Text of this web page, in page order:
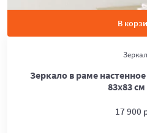
В
Зеркало в раме
83х83
17 900